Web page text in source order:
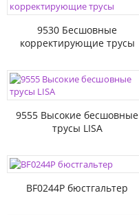
9530 Бесшовные
корректирующие трусы
9555 Высокие бесшовные
трусы LISA
BF0244P бюстгальтер